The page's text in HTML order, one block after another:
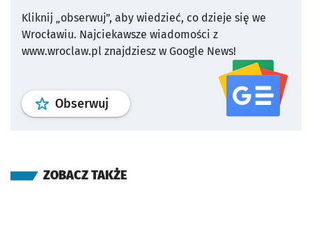
Kliknij „obserwuj”, aby wiedzieć, co dzieje się we
Wrocławiu. Najciekawsze wiadomości z
www.wroclaw.pl znajdziesz w Google News!
Obserwuj profil serwisu
ZOBACZ TAKŻE